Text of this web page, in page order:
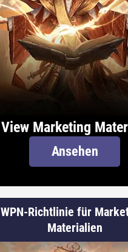
View Marketing
Ansehen
WPN-Richtlinie für
Materialien